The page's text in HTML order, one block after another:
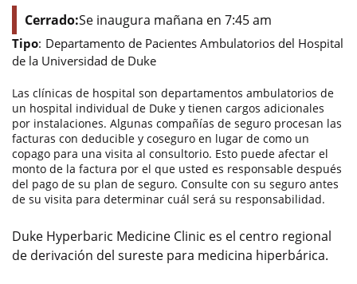
Cerrado:Se inaugura mañana en 7:45 am
Tipo: Departamento de Pacientes Ambulatorios del Hospital
de la Universidad de Duke
Las clínicas de hospital son departamentos ambulatorios de
un hospital individual de Duke y tienen cargos adicionales
por instalaciones. Algunas compañías de seguro procesan las
facturas con deducible y coseguro en lugar de como un
copago para una visita al consultorio. Esto puede afectar el
monto de la factura por el que usted es responsable después
del pago de su plan de seguro. Consulte con su seguro antes
de su visita para determinar cuál será su responsabilidad.
Duke Hyperbaric Medicine Clinic es el centro regional
de derivación del sureste para medicina hiperbárica.